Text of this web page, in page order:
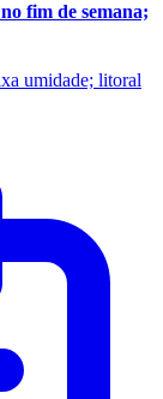
fim de semana;
umidade; litoral